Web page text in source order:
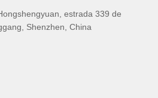
estrada 339 de
Shenzhen, China